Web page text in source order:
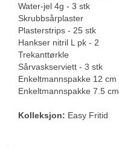
Water-jel 4g - 3 stk
Skrubbsårplaster
Plasterstrips - 25 stk
Hankser nitril L pk - 2
Trekanttørkle
Sårvaskserviett - 3 stk
Enkeltmannspakke 12 cm
Enkeltmannspakke 7.5 cm
Kolleksjon: Easy Fritid